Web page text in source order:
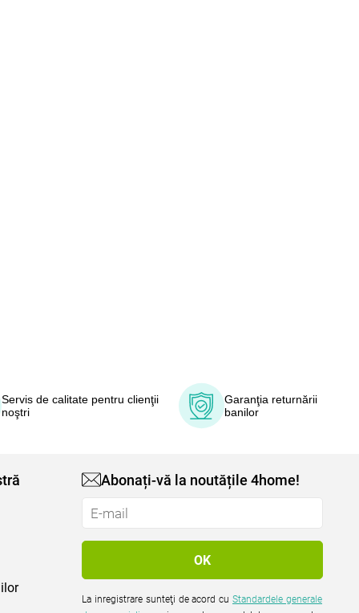
Servis de calitate pentru clienţii
noştri
Garanţia returnării
banilor
Abonați-vă la noutățile 4home!
La inregistrare sunteţi de acord cuStandardele generale